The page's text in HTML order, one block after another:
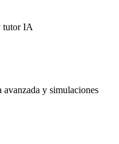
tutor IA
y simulaciones